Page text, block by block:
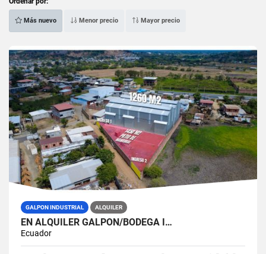
Más nuevo Menor precio Mayor precio
GALPON INDUSTRIAL ALQUILER
EN ALQUILER GALPÓN/BODEGA I…
Ecuador